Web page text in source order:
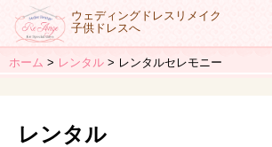
ウェディングドレスリメイク
子供ドレスへ
ホーム レンタル レンタルセレモニー
レンタル